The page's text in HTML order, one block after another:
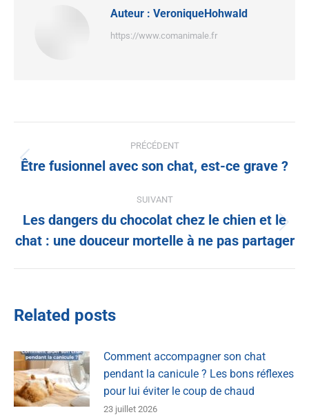
Auteur : VeroniqueHohwald
https://www.comanimale.fr
PRÉCÉDENT
Être fusionnel avec son chat, est-ce grave ?
SUIVANT
Les dangers du chocolat chez le chien et le
chat : une douceur mortelle à ne pas partager
Related posts
Comment accompagner son chat
pendant la canicule ? Les bons réflexes
pour lui éviter le coup de chaud
23 juillet 2026